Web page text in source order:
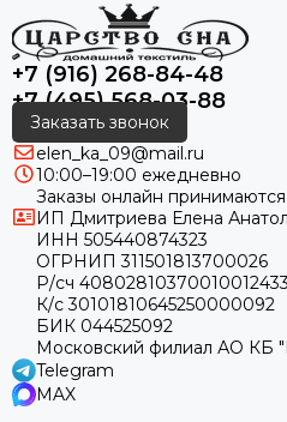
+7 (916) 268-84-48
+7 (495) 568-03-88
Заказать звонок
elen_ka_09@mail.ru
10:00–19:00 ежедневно
Заказы онлайн принимаются
ИП Дмитриева Елена
ИНН 505440874323
ОГРНИП 311501813700026
Р/сч 40802810370010012433
К/с 30101810645250000092
БИК 044525092
Московский филиал АО КБ
Telegram
MAX